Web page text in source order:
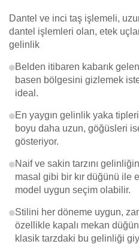
Dantel ve inci taş işlemeli,
dantel işlemleri olan, etek
gelinlik
Belden itibaren kabarık
basen bölgesini gizlemek
ideal.
En yaygın gelinlik yaka
boyu daha uzun, göğüsleri
gösteriyor.
Naif ve sakin tarzını
masal gibi bir kır düğünü ile
model uygun seçim olabilir.
Stilini her döneme uygun,
özellikle kapalı mekan
klasik tarzdaki bu gelinliği